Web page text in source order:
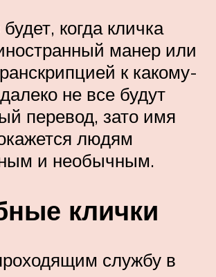
когда кличка
манер или
к какому-
не все будут
перевод, зато имя
людям
и необычным.
клички
службу в